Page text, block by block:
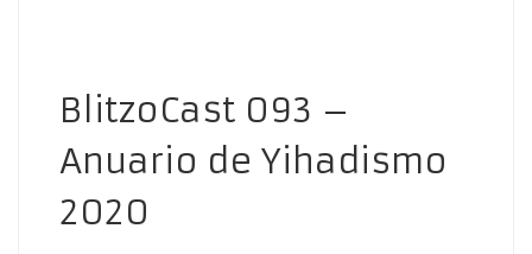
BlitzoCast 093 –
Anuario de Yihadismo
2020